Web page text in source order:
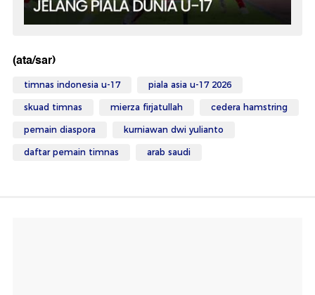
(ata/sar)
timnas indonesia u-17 piala asia u-17 2026
skuad timnas mierza firjatullah cedera hamstring
pemain diaspora kurniawan dwi yulianto
daftar pemain timnas arab saudi